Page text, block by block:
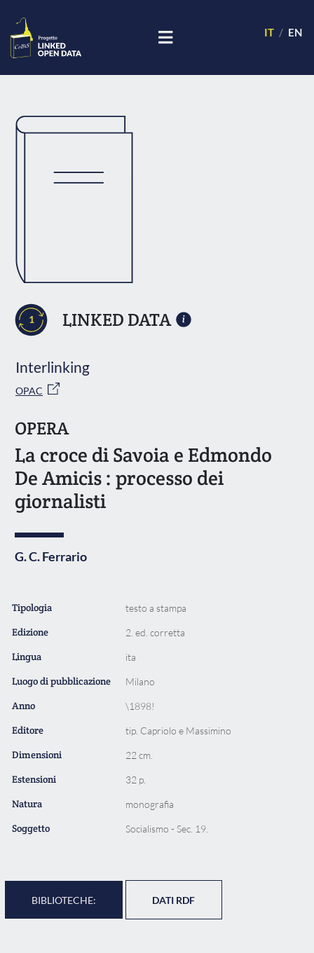
IT EN
1 LINKED DATA
Interlinking
OPAC
OPERA
La croce di Savoia e Edmondo
De Amicis : processo dei
giornalisti
G. C. Ferrario
Tipologia testo a stampa
Edizione 2. ed. corretta
Lingua ita
Luogo di pubblicazione Milano
Anno \1898!
Editore tip. Capriolo e Massimino
Dimensioni 22 cm.
Estensioni 32 p.
Natura monografia
Soggetto Socialismo - Sec. 19.
BIBLIOTECHE: DATI RDF